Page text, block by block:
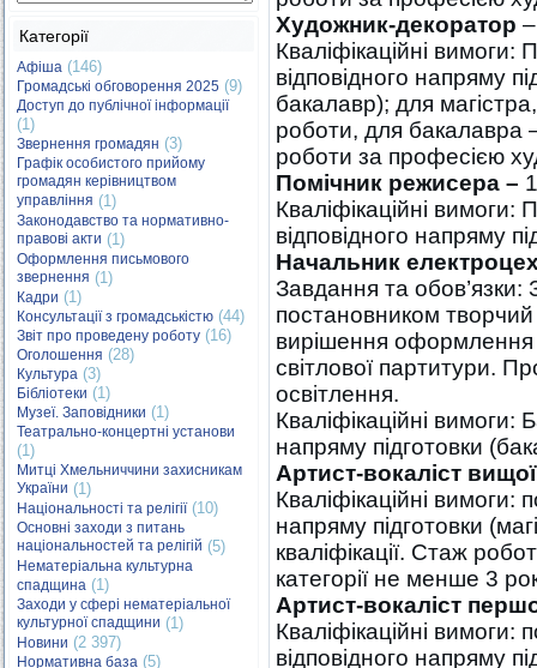
Категорії
Афіша (146)
Громадські обговорення 2025 (9)
Доступ до публічної інформації
(1)
Звернення громадян (3)
Графік особистого прийому
громадян керівництвом
управління (1)
Законодавство та нормативно-
правові акти (1)
Оформлення письмового
звернення (1)
Кадри (1)
Консультації з громадськістю (44)
Звіт про проведену роботу (16)
Оголошення (28)
Культура (3)
Бібліотеки (1)
Музеї. Заповідники (1)
Театрально-концертні установи
(1)
Митці Хмельниччини захисникам
України (1)
Національності та релігії(10)
Основні заходи з питань
національностей та релігій (5)
Нематеріальна культурна
спадщина (1)
Заходи у сфері нематеріальної
культурної спадщини (1)
Новини (2 397)
Нормативна база (5)
Художник-декоратор
Кваліфікаційні
відповідного напряму
бакалавр); для
роботи, для бакалавра
роботи за професією
Помічник режисера –
Кваліфікаційні
відповідного напряму
Начальник
Завдання та
постановником
вирішення оформлення
світлової партитури.
освітлення.
Кваліфікаційні вимоги:
напряму підготовки
Артист-вокаліст вищої
Кваліфікаційні вимоги:
напряму підготовки
кваліфікації. Стаж
категорії не менше 3
Артист-вокаліст
Кваліфікаційні
відповідного напряму